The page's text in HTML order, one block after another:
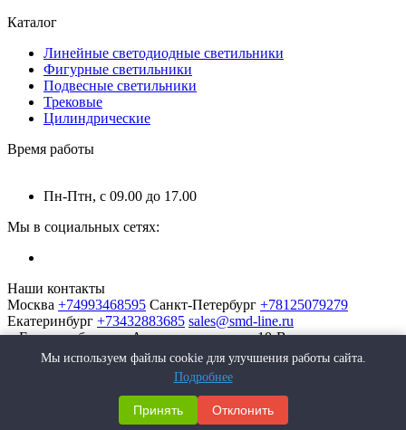
Каталог
Линейные светодиодные светильники
Фигурные светильники
Подвесные светильники
Трековые
Цилиндрические
Время работы
Пн-Птн, с 09.00 до 17.00
Мы в социальных сетях:
Наши контакты
Москва +74993468595 Санкт-Петербург +78125079279
Екатеринбург +73432883685 sales@smd-line.ru
г. Екатеринбург, ул. Автомагистральная 10-В
SMD-Line | Фабрика интерьерных светильников © 2026
Мы используем файлы cookie для улучшения работы сайта.
Подробнее
Принять Отклонить